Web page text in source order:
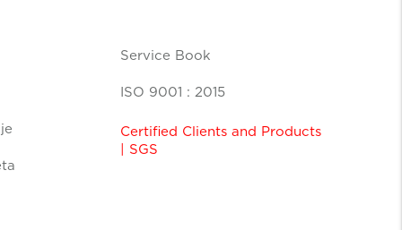
Service Book
ISO 9001 : 2015
Certified Clients and Products
| SGS